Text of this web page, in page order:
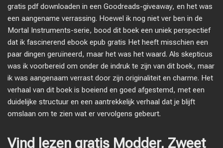
gratis pdf downloaden in een Goodreads-giveaway, en het was
een aangename verrassing. Hoewel ik nog niet ver ben in de
Mortal Instruments-serie, bood dit boek een uniek perspectief
dat ik fascinerend ebook epub gratis Het heeft misschien een
paar dingen geruïneerd, maar het was het waard. Als skepticus
was ik voorbereid om onder de indruk te zijn van dit boek, maar
ik was aangenaam verrast door zijn originaliteit en charme. Het
verhaal van dit boek is boeiend en goed afgestemd, met een
duidelijke structuur en een aantrekkelijk verhaal dat je blijft
omslaan om te zien wat er vervolgens gebeurt.
Vind lezen gratis Modder, Zweet